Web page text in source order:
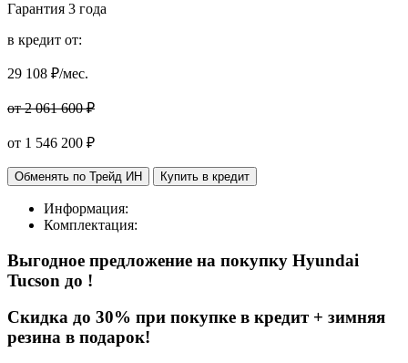
Гарантия 3 года
в кредит от:
29 108 ₽/мес.
от 2 061 600 ₽
от 1 546 200 ₽
Обменять по Трейд ИН Купить в кредит
Информация:
Комплектация:
Выгодное предложение на покупку Hyundai
Tucson до !
Cкидка до 30% при покупке в кредит + зимняя
резина в подарок!